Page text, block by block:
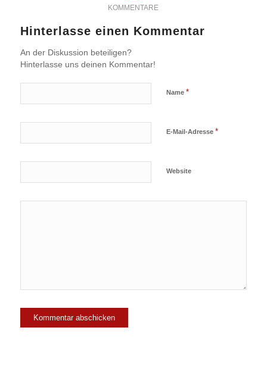
KOMMENTARE
Hinterlasse einen Kommentar
An der Diskussion beteiligen?
Hinterlasse uns deinen Kommentar!
Name *
E-Mail-Adresse *
Website